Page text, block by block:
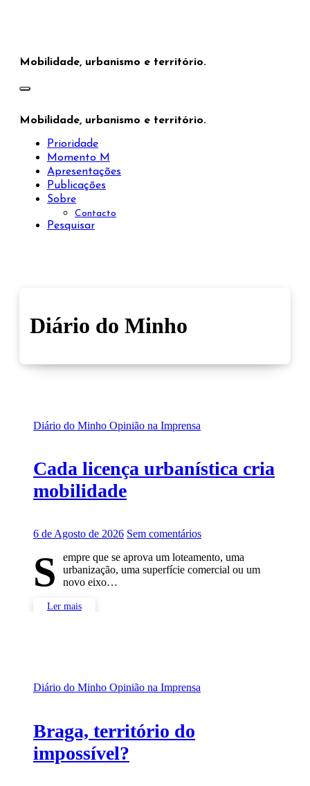
Mobilidade, urbanismo e território.
Mobilidade, urbanismo e território.
Prioridade
Momento M
Apresentações
Publicações
Sobre
Contacto
Pesquisar
Diário do Minho
Diário do Minho Opinião na Imprensa
Cada licença urbanística cria
mobilidade
6 de Agosto de 2026 Sem comentários
S
empre que se aprova um loteamento, uma
urbanização, uma superfície comercial ou um
novo eixo…
Ler mais
Diário do Minho Opinião na Imprensa
Braga, território do
impossível?